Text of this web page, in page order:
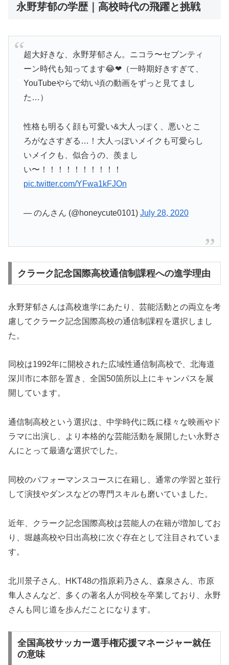
永野芽郁の学歴｜高校時代の飛躍と挑戦
超大好きな、永野芽郁さん。ニコラ〜セブンティ
ーン時代も知ってます😂❤︎（一時期好きすぎて、
YouTubeやらで幼い頃の動画をずっと見てまし
た…）
性格も明るく顔も可愛い&大人っぽく、悪いとこ
ろがなさすぎる…！大人っぽいメイクも可愛らし
いメイクも、似合うの、羨まし
い〜！！！！！！！！！！
pic.twitter.com/YFwa1kFJOn
— のんさん (@honeycute0101) July 28, 2020
クラーク記念国際高校通信制課程への進学理由
永野芽郁さんは高校進学にあたり、芸能活動との両立を考
慮してクラーク記念国際高校の通信制課程を選択しまし
た。
同校は1992年に開校された広域性通信制高校で、北海道
深川市に本部を置き、全国50箇所以上にキャンパスを展
開しています。
通信制高校という選択は、中学時代に既に様々な映画やド
ラマに出演し、より本格的な芸能活動を展開したい永野さ
んにとって最適な選択でした。
同校のパフォーマンスコースに在籍し、通常の学習と並行
して演技やダンスなどの専門スキルも磨いていました。
近年、クラーク記念国際高校は芸能人の在籍が増加してお
り、堀越高校や日出高校に次ぐ存在として注目されていま
す。
北川景子さん、HKT48の指原莉乃さん、森泉さん、市原
隼人さんなど、多くの著名人が同校を卒業しており、永野
さんも同じ道を歩んだことになります。
全国高校サッカー選手権応援マネージャー就任
の意味